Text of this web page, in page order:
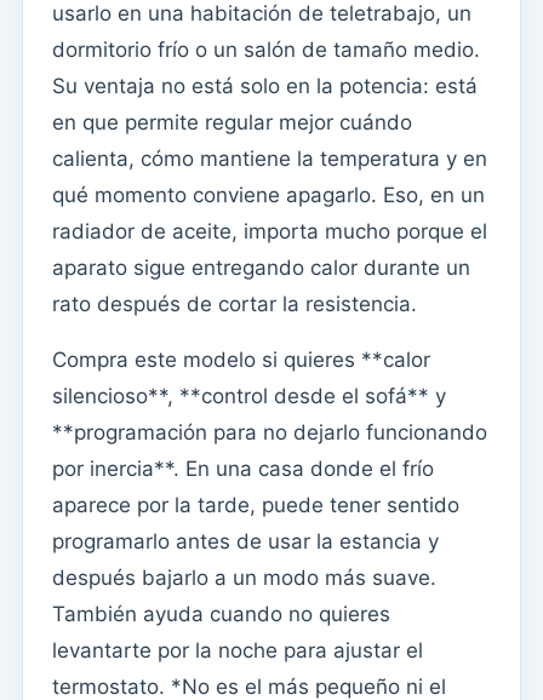
usarlo en una habitación de teletrabajo, un
dormitorio frío o un salón de tamaño medio.
Su ventaja no está solo en la potencia: está
en que permite regular mejor cuándo
calienta, cómo mantiene la temperatura y en
qué momento conviene apagarlo. Eso, en un
radiador de aceite, importa mucho porque el
aparato sigue entregando calor durante un
rato después de cortar la resistencia.
Compra este modelo si quieres **calor
silencioso**, **control desde el sofá** y
**programación para no dejarlo funcionando
por inercia**. En una casa donde el frío
aparece por la tarde, puede tener sentido
programarlo antes de usar la estancia y
después bajarlo a un modo más suave.
También ayuda cuando no quieres
levantarte por la noche para ajustar el
termostato. *No es el más pequeño ni el